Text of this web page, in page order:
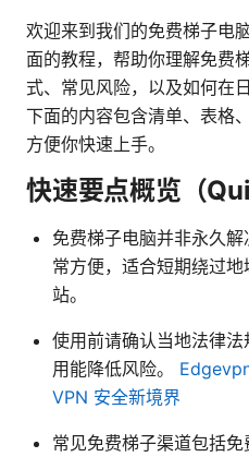
欢迎来到我们的免费梯子电
面的教程，帮助你理解免费
式、常见风险，以及如何在
下面的内容包含清单、表格
方便你快速上手。
快速要点概览（
免费梯子电脑并非永久
常方便，适合短期绕过
站。
使用前请确认当地法律
用能降低风险。
VPN 安全新境界
常见免费梯子渠道包括